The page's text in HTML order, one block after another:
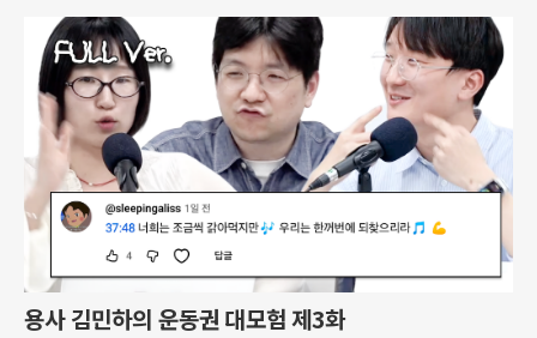
용사 김민하의 운동권 대모험 제3화